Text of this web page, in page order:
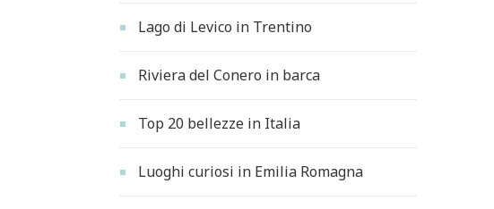
Lago di Levico in Trentino
Riviera del Conero in barca
Top 20 bellezze in Italia
Luoghi curiosi in Emilia Romagna